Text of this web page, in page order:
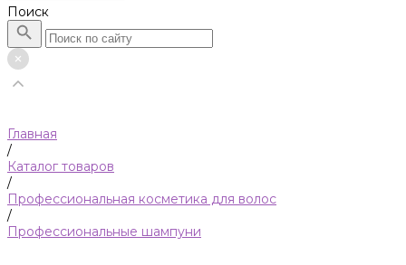
Поиск
Главная
/
Каталог товаров
/
Профессиональная косметика для волос
/
Профессиональные шампуни